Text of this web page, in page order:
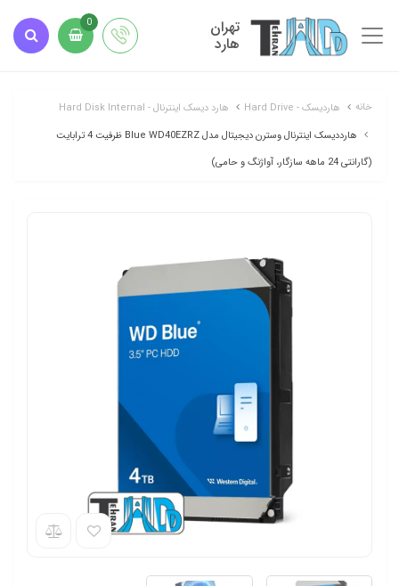
تهران
هارد
0
خانه هاردیسک - Hard Drive
هارد دیسک اینترنال - Hard Disk Internal
هارددیسک اینترنال وسترن دیجیتال مدل Blue WD40EZRZ ظرفیت 4 ترابایت
(گارانتی 24 ماهه سازگار، آواژنگ و حامی)